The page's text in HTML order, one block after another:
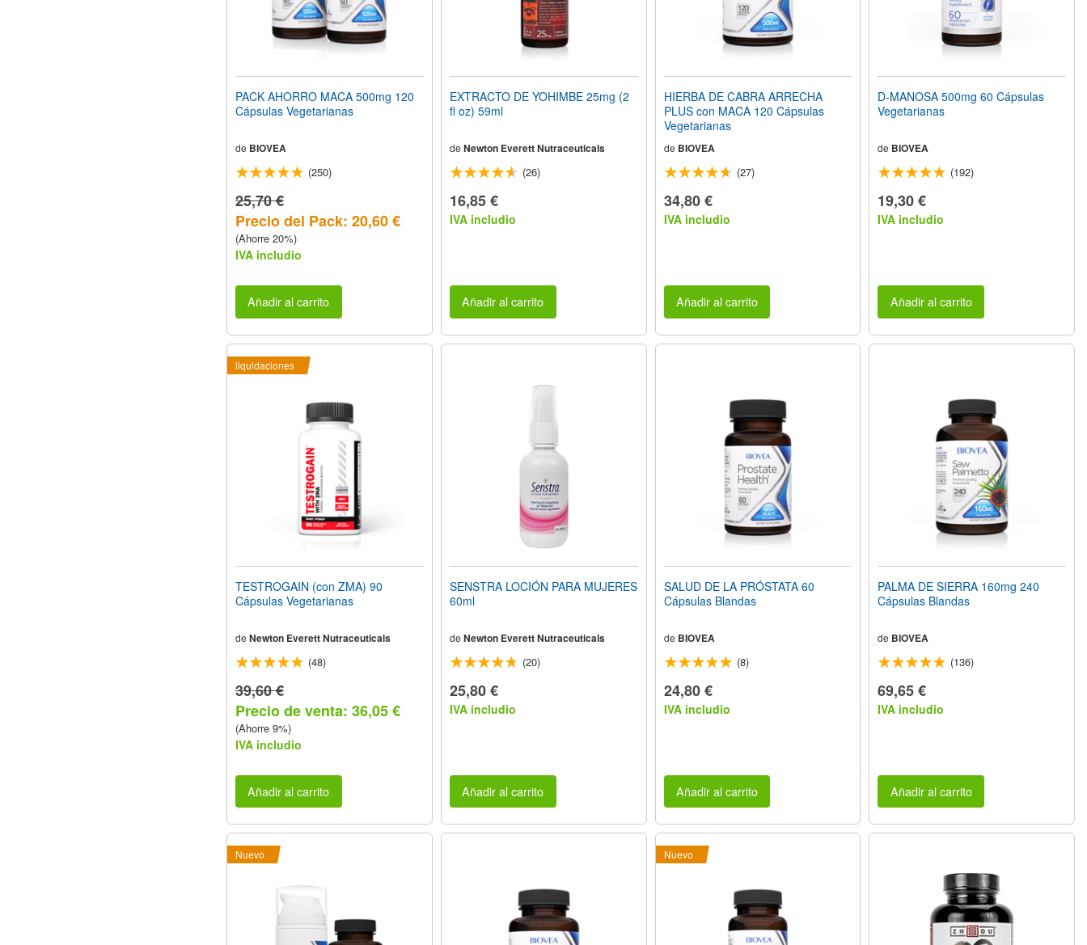
PACK AHORRO MACA 500mg 120
Cápsulas Vegetarianas
de BIOVEA
(250)
25,70 €
Precio del Pack: 20,60 €
(Ahorre 20%)
IVA includio
Añadir al carrito
EXTRACTO DE YOHIMBE 25mg (2
fl oz) 59ml
de Newton Everett Nutraceuticals
(26)
16,85 €
IVA includio
Añadir al carrito
HIERBA DE CABRA ARRECHA
PLUS con MACA 120 Cápsulas
Vegetarianas
de BIOVEA
(27)
34,80 €
IVA includio
Añadir al carrito
D-MANOSA 500mg 60 Cápsulas
Vegetarianas
de BIOVEA
(192)
19,30 €
IVA includio
Añadir al carrito
liquidaciones
TESTROGAIN (con ZMA) 90
Cápsulas Vegetarianas
de Newton Everett Nutraceuticals
(48)
39,60 €
Precio de venta: 36,05 €
(Ahorre 9%)
IVA includio
Añadir al carrito
SENSTRA LOCIÓN PARA MUJERES
60ml
de Newton Everett Nutraceuticals
(20)
25,80 €
IVA includio
Añadir al carrito
SALUD DE LA PRÓSTATA 60
Cápsulas Blandas
de BIOVEA
(8)
24,80 €
IVA includio
Añadir al carrito
PALMA DE SIERRA 160mg 240
Cápsulas Blandas
de BIOVEA
(136)
69,65 €
IVA includio
Añadir al carrito
Nuevo Nuevo